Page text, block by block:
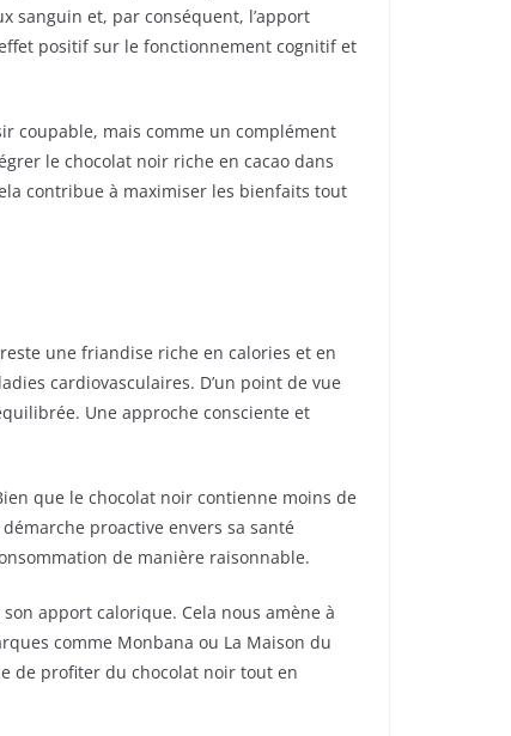
sanguin et, par conséquent, l’apport
positif sur le fonctionnement cognitif et
coupable, mais comme un complément
le chocolat noir riche en cacao dans
contribue à maximiser les bienfaits tout
une friandise riche en calories et en
cardiovasculaires. D’un point de vue
Une approche consciente et
que le chocolat noir contienne moins de
proactive envers sa santé
de manière raisonnable.
apport calorique. Cela nous amène à
comme Monbana ou La Maison du
de profiter du chocolat noir tout en